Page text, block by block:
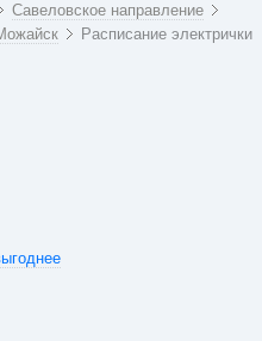
Савеловское направление
Расписание электрички